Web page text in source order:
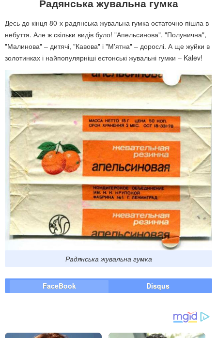
Десь до кінця 80-х радянська жувальна гумка остаточно пішла в
небуття. Але ж скільки видів було! "Апельсинова", "Полунична",
"Малинова" – дитячі, "Кавова" і "М'ятна" – дорослі. А ще жуйки в
золотинках і найпопулярніші естонські жувальні гумки – Kalev!
Радянська жувальна гумка
FaceBook Disqus